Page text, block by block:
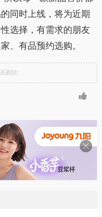
同时上线，将为近期
选择，有需求的朋友
、有品预约选购。
删除。